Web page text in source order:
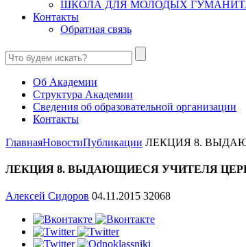
ШКОЛА ДЛЯ МОЛОДЫХ
Контакты
Обратная связь
Об Академии
Структура Академии
Сведения об образовательной организации
Контакты
ГлавнаяНовостиПубликации ЛЕКЦИЯ 8.
ЛЕКЦИЯ 8. ВЫДАЮЩИЕСЯ УЧИТЕЛЯ ЦЕРКВИ
Алексей Сидоров 04.11.2015 32068